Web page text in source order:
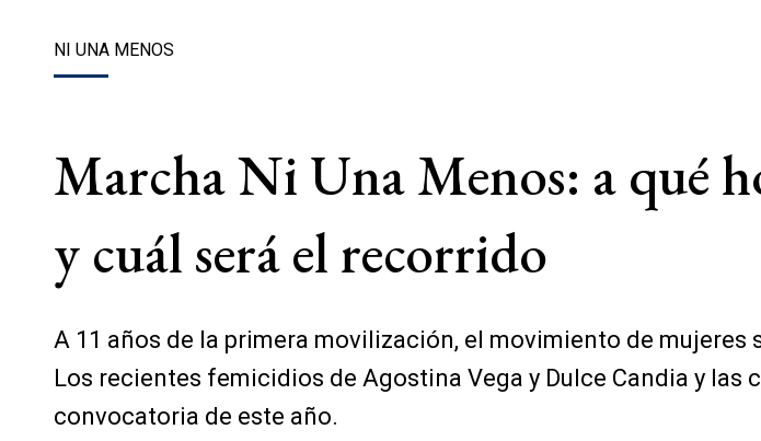
NI UNA MENOS
Marcha Ni Una Menos: a qué
y cuál será el recorrido
A 11 años de la primera movilización, el movimiento de
Los recientes femicidios de Agostina Vega y Dulce Candia y
convocatoria de este año.